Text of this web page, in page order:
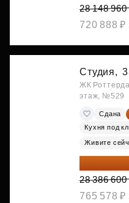
28 148 960
720 888 ₽
Студия,
ЖК
этаж, №529
Сдана
Кухня под
Живите
25 264
28 386 600
765 578 ₽